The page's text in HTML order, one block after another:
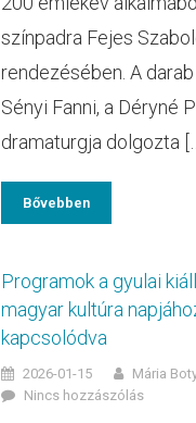
színpadra Fejes
rendezésében. A
Sényi Fanni, a Déryné
dramaturgja dolgozta […]
Bővebben
Programok a gyulai
magyar kultúra
kapcsolódva
2026-01-15
Mária
Nincs hozzászólás